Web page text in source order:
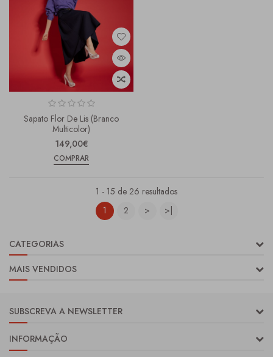
Sapato Flor De Lis (branco
Multicolor)
149,00€
COMPRAR
1 - 15 de 26 resultados
1
2 > >|
CATEGORIAS
MAIS VENDIDOS
SUBSCREVA A NEWSLETTER
INFORMAÇÃO